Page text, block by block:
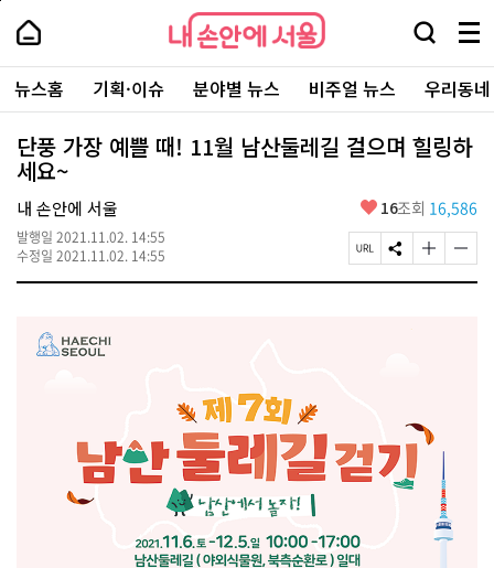
본
로
가
내
손
안
에
서
울
-
서
울
시
대
표
소
통
포
내
손
에
울
검
창
열
기
메
뉴
전
체
보
기
주
요
서
뉴스홈 기획·이슈 분야별 뉴스 비주얼 뉴스 우리동
단풍 가장 예쁠 때! 11월 남산둘레길 걸으며 힐링하
세요~
내 손안에 서울
발행일 2021.11.02. 14:55
수정일 2021.11.02. 14:55
좋
요
16조회 16,586
페
이
S
N
유
글
자
기
글
자
페
상
단
로